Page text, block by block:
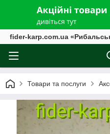
fider-karp.com.ua
Товари та послуги